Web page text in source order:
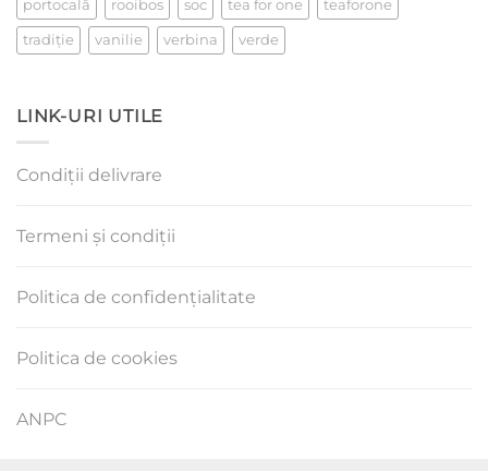
portocală rooibos soc tea for one teaforone
tradiţie vanilie verbina verde
LINK-URI UTILE
Condiții delivrare
Termeni și condiții
Politica de confidențialitate
Politica de cookies
ANPC